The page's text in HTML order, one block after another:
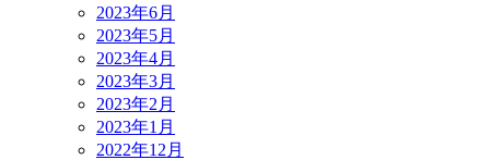
2023年6月
2023年5月
2023年4月
2023年3月
2023年2月
2023年1月
2022年12月